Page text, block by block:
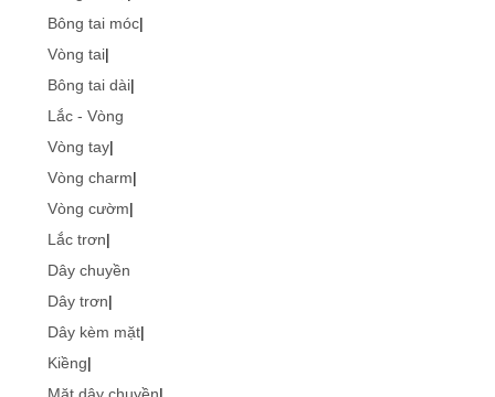
Bông tai móc|
Vòng tai|
Bông tai dài|
Lắc - Vòng
Vòng tay|
Vòng charm|
Vòng cườm|
Lắc trơn|
Dây chuyền
Dây trơn|
Dây kèm mặt|
Kiềng|